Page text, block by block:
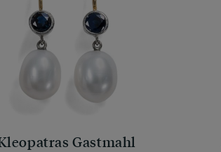
Gastmahl